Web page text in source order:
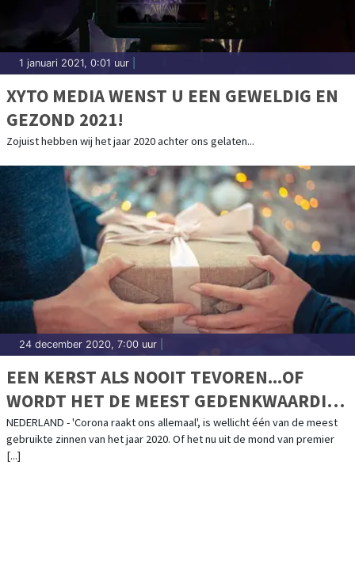
1 januari 2021, 0:01 uur
XYTO MEDIA WENST U EEN GEWELDIG EN
GEZOND 2021!
Zojuist hebben wij het jaar 2020 achter ons gelaten...
24 december 2020, 7:00 uur
EEN KERST ALS NOOIT TEVOREN...OF
WORDT HET DE MEEST GEDENKWAARDIGE
KERST OOIT?
NEDERLAND - 'Corona raakt ons allemaal', is wellicht één van de meest
gebruikte zinnen van het jaar 2020. Of het nu uit de mond van premier
[...]